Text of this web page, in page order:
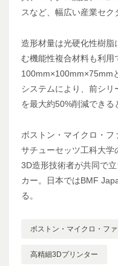
スなど、幅広い産業セク
造形材量は光硬化性樹脂
む機能性複合材料も利用
100mm×100mm×75mm
システムにより、前シ
を最大約50%削減できる
ボストン・マイクロ・
サチューセッツ工科大
3D造形技術者が共同で
カー。日本ではBMF
る。
ボストン・マイクロ・フ
高精細3Dプリンター